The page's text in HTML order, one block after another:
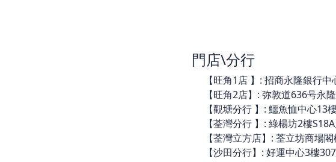
門店\分行
【旺角1店 】: 招商永隆銀行
【旺角2店】: 弥敦道636号永
【觀塘分行 】: 鱷魚恤中心13
【荃灣分行 】: 綠楊坊2樓
【荃灣立方店】: 荃立坊商場
【沙田分行】: 好運中心3樓